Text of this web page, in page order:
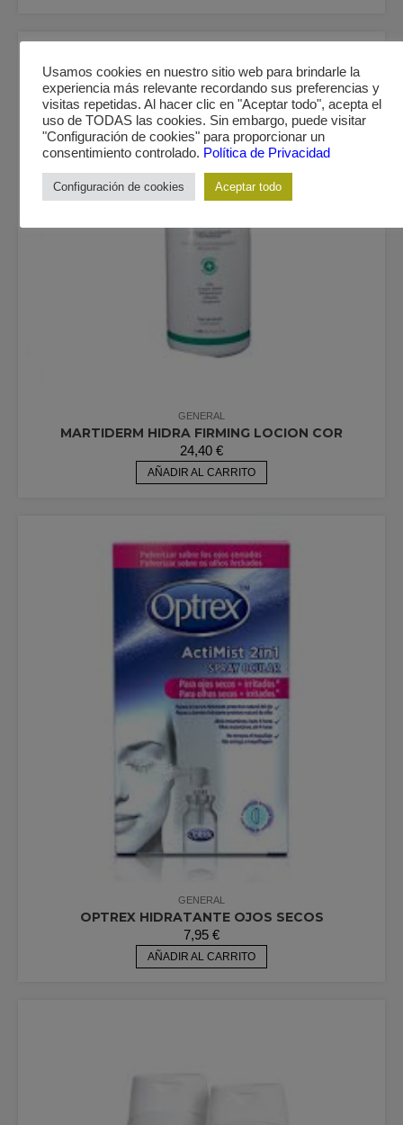
GENERAL
MARTIDERM HIDRA FIRMING LOCION COR
24,40 €
AÑADIR AL CARRITO
GENERAL
OPTREX HIDRATANTE OJOS SECOS
7,95 €
AÑADIR AL CARRITO
Usamos cookies en nuestro sitio web para brindarle la
experiencia más relevante recordando sus preferencias y
visitas repetidas. Al hacer clic en "Aceptar todo", acepta el
uso de TODAS las cookies. Sin embargo, puede visitar
"Configuración de cookies" para proporcionar un
consentimiento controlado. Política de Privacidad
Configuración de cookies Aceptar todo